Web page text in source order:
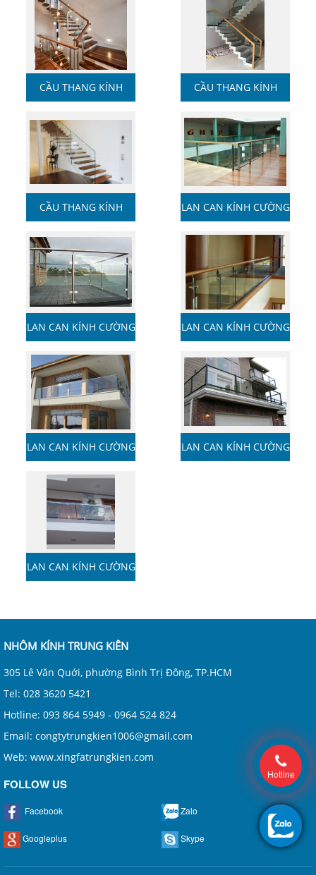
CẦU THANG KÍNH CẦU THANG KÍNH
CƯỜNG ...
CẦU THANG KÍNH
CƯỜNG ...
LAN CAN KÍNH CƯỜNG
LỰC
LAN CAN KÍNH CƯỜNG
LỰC
LAN CAN KÍNH CƯỜNG
LỰC
LAN CAN KÍNH CƯỜNG
LỰC
LAN CAN KÍNH CƯỜNG
LAN CAN KÍNH CƯỜNG
NHÔM KÍNH TRUNG KIÊN
305 Lê Văn Quới, phường Bình Trị Đông, TP.HCM
Tel: 028 3620 5421
Hotline: 093 864 5949 - 0964 524 824
Email: congtytrungkien1006@gmail.com
Web: www.xingfatrungkien.com
FOLLOW US
Facebook Zalo
Googleplus Skype
Hotline